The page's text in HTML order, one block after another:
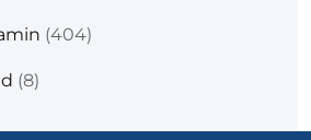
(404)
(8)